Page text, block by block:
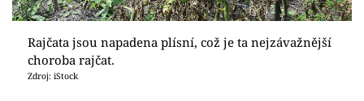
Rajčata jsou napadena plísní, což je ta nejzávažnější
choroba rajčat.
Zdroj: iStock